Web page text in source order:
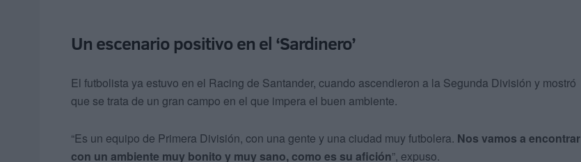
Un escenario positivo en el ‘Sardinero’
El futbolista ya estuvo en el Racing de Santander, cuando ascendieron a la Segunda División y mostró
que se trata de un gran campo en el que impera el buen ambiente.
“Es un equipo de Primera División, con una gente y una ciudad muy futbolera. Nos vamos a encontrar
con un ambiente muy bonito y muy sano, como es su afición”, expuso.